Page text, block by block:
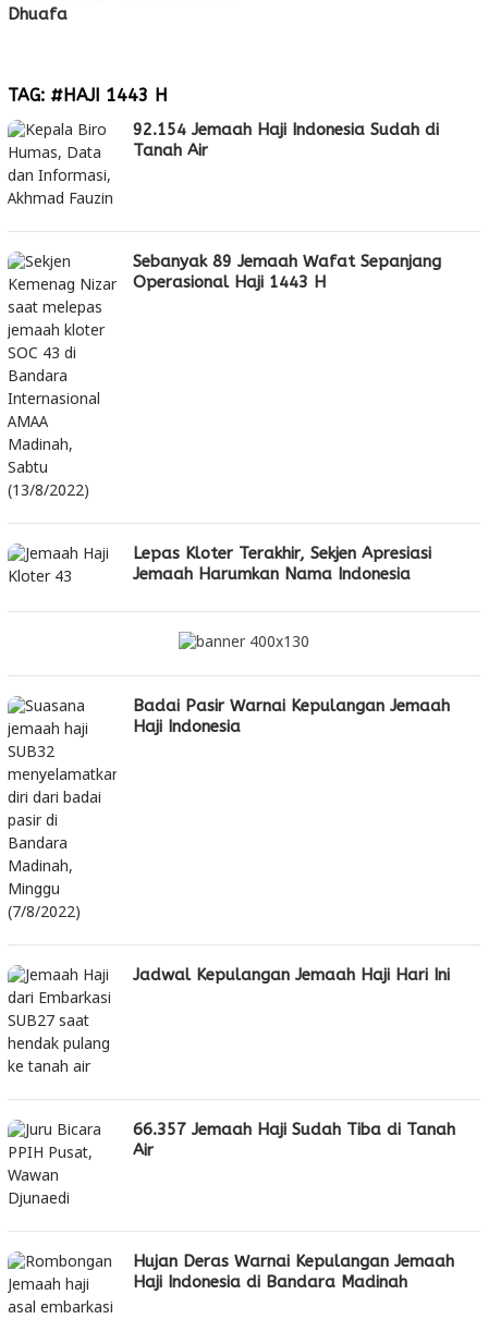
Dhuafa
TAG: #HAJI 1443 H
92.154 Jemaah Haji Indonesia Sudah di
Tanah Air
Sebanyak 89 Jemaah Wafat Sepanjang
Operasional Haji 1443 H
Lepas Kloter Terakhir, Sekjen Apresiasi
Jemaah Harumkan Nama Indonesia
Badai Pasir Warnai Kepulangan Jemaah
Haji Indonesia
Jadwal Kepulangan Jemaah Haji Hari Ini
66.357 Jemaah Haji Sudah Tiba di Tanah
Air
Hujan Deras Warnai Kepulangan Jemaah
Haji Indonesia di Bandara Madinah